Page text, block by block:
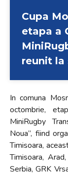
Cupa
etapa a
reunit la
In comuna
octombrie,
MiniRugby
Noua”, fiind
Timisoara,
Timisoara,
Serbia, GRK